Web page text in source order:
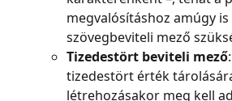
megvalósításhoz amúgy
szövegbeviteli mező
Tizedestört beviteli mező
tizedestört érték
létrehozásakor meg kell